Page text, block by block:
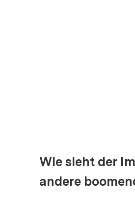
Wie sieht der
andere